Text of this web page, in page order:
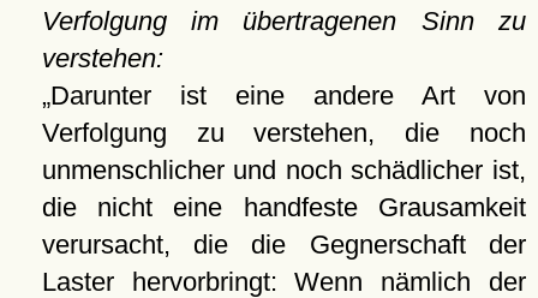
Verfolgung im übertragenen Sinn zu
verstehen:
Darunter ist eine andere Art von
Verfolgung zu verstehen, die noch
unmenschlicher und noch schädlicher ist,
die nicht eine handfeste Grausamkeit
verursacht, die die Gegnerschaft der
Laster hervorbringt: Wenn nämlich der